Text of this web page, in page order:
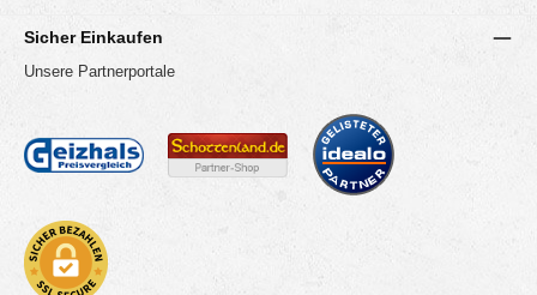
Sicher Einkaufen
Unsere Partnerportale